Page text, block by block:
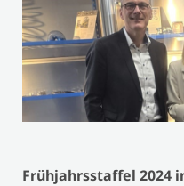
Frühjahrsstaffel 2024